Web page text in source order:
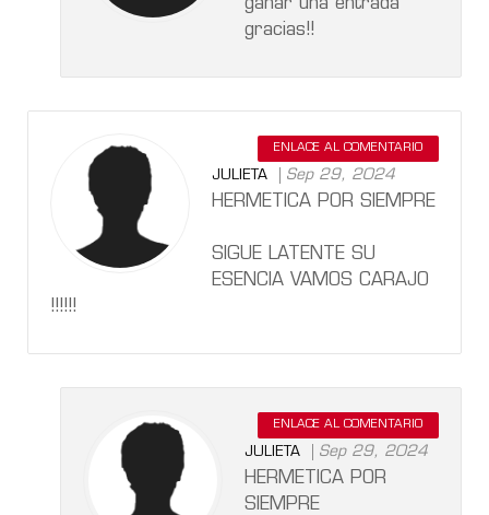
ganar una entrada
gracias!!
ENLACE AL COMENTARIO
JULIETA Sep 29, 2024
HERMETICA POR SIEMPRE
SIGUE LATENTE SU
ESENCIA VAMOS CARAJO
!!!!!!
ENLACE AL COMENTARIO
JULIETA Sep 29, 2024
HERMETICA POR
SIEMPRE